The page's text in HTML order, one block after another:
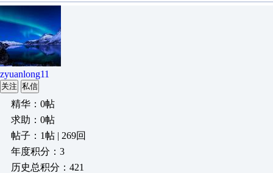
zyuanlong11
关注 私信
精华：0帖
求助：0帖
帖子：1帖 | 269回
年度积分：3
历史总积分：421